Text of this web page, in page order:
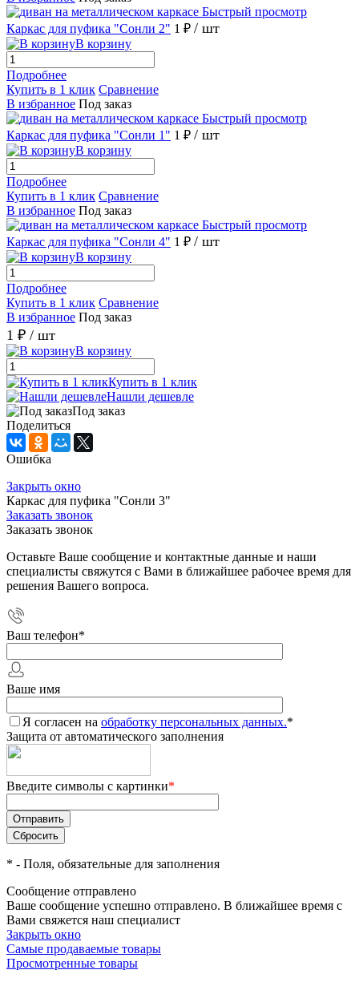
Быстрый просмотр
Каркас для пуфика "Сонли 2" 1 ₽ / шт
В корзину
Подробнее
Купить в 1 клик Сравнение
В избранное Под заказ
Быстрый просмотр
Каркас для пуфика "Сонли 1" 1 ₽ / шт
В корзину
Подробнее
Купить в 1 клик Сравнение
В избранное Под заказ
Быстрый просмотр
Каркас для пуфика "Сонли 4" 1 ₽ / шт
В корзину
Подробнее
Купить в 1 клик Сравнение
В избранное Под заказ
1 ₽ / шт
В корзину
Купить в 1 клик
Нашли дешевле
Под заказ
Поделиться
Ошибка
Закрыть окно
Каркас для пуфика "Сонли 3"
Заказать звонок
Заказать звонок
Оставьте Ваше сообщение и контактные данные и наши
специалисты свяжутся с Вами в ближайшее рабочее время для
решения Вашего вопроса.
Ваш телефон*
Ваше имя
Я согласен на обработку персональных данных.*
Защита от автоматического заполнения
Введите символы с картинки*
* - Поля, обязательные для заполнения
Сообщение отправлено
Ваше сообщение успешно отправлено. В ближайшее время с
Вами свяжется наш специалист
Закрыть окно
Самые продаваемые товары
Просмотренные товары